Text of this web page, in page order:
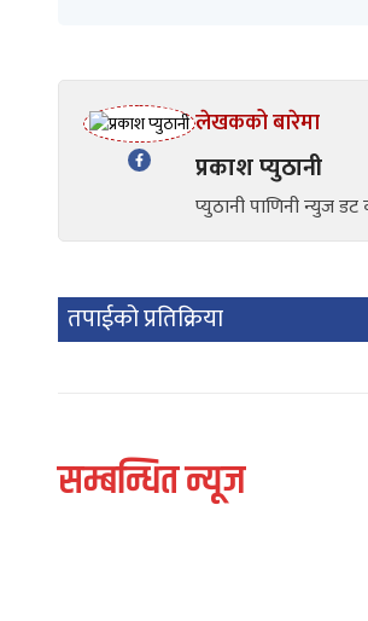
लेखकको बारेमा
प्रकाश प्युठानी
प्युठानी पाणिनी न्युज
तपाईको प्रतिक्रिया
सम्बन्धित न्यूज